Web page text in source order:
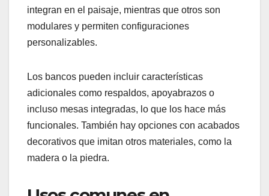
integran en el paisaje, mientras que otros son
modulares y permiten configuraciones
personalizables.
Los bancos pueden incluir características
adicionales como respaldos, apoyabrazos o
incluso mesas integradas, lo que los hace más
funcionales. También hay opciones con acabados
decorativos que imitan otros materiales, como la
madera o la piedra.